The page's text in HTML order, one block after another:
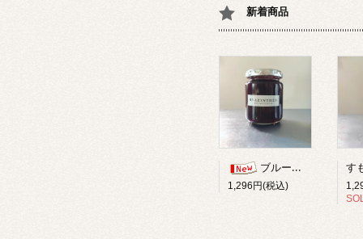
新着商品
ブルーベリー柚子ジャム
1,296円(税込)